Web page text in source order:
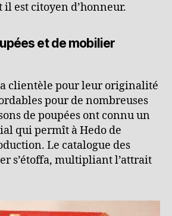
est citoyen d’honneur.
et de mobilier
clientèle pour leur originalité
pour de nombreuses
de poupées ont connu un
qui permît à Hedo de
Le catalogue des
s’étoffa, multipliant l’attrait